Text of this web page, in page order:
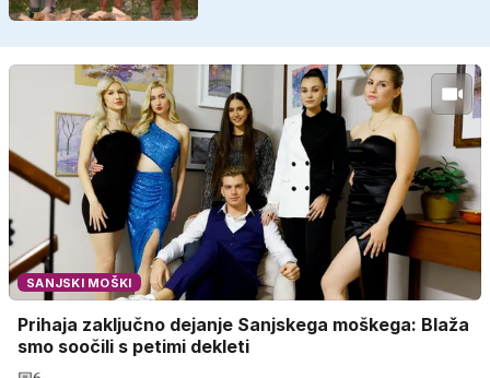
SANJSKI MOŠKI
Prihaja zaključno dejanje Sanjskega moškega: Blaža
smo soočili s petimi dekleti